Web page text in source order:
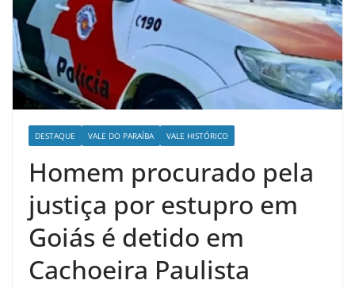
DESTAQUE VALE DO PARAÍBA VALE HISTÓRICO
Homem procurado pela
justiça por estupro em
Goiás é detido em
Cachoeira Paulista